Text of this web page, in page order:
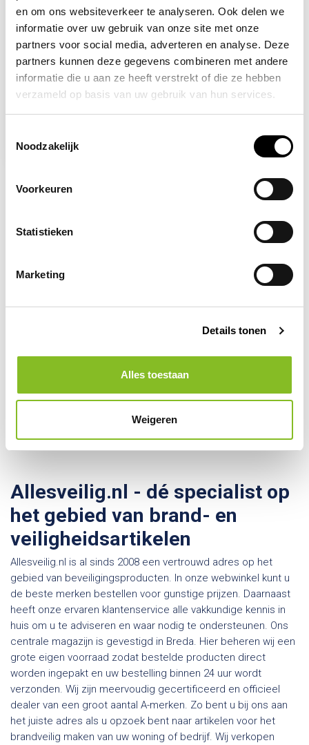
en om ons websiteverkeer te analyseren. Ook delen we
informatie over uw gebruik van onze site met onze
partners voor social media, adverteren en analyse. Deze
partners kunnen deze gegevens combineren met andere
informatie die u aan ze heeft verstrekt of die ze hebben
verzameld op basis van uw gebruik van hun services.
Noodzakelijk
Voorkeuren
Statistieken
Marketing
Details tonen
Alles toestaan
Weigeren
Op voorraad
239,95
uit? Maak gebruik van onze
keuzehulp!
Gebruik onze keuzehulp
Allesveilig.nl - dé specialist op
het gebied van brand- en
veiligheidsartikelen
Allesveilig.nl is al sinds 2008 een vertrouwd adres op het
gebied van beveiligingsproducten. In onze webwinkel kunt u
de beste merken bestellen voor gunstige prijzen. Daarnaast
heeft onze ervaren klantenservice alle vakkundige kennis in
huis om u te adviseren en waar nodig te ondersteunen. Ons
centrale magazijn is gevestigd in Breda. Hier beheren wij een
grote eigen voorraad zodat bestelde producten direct
worden ingepakt en uw bestelling binnen 24 uur wordt
verzonden. Wij zijn meervoudig gecertificeerd en officieel
dealer van een groot aantal A-merken. Zo bent u bij ons aan
het juiste adres als u opzoek bent naar artikelen voor het
brandveilig maken van uw woning of bedrijf. Wij verkopen